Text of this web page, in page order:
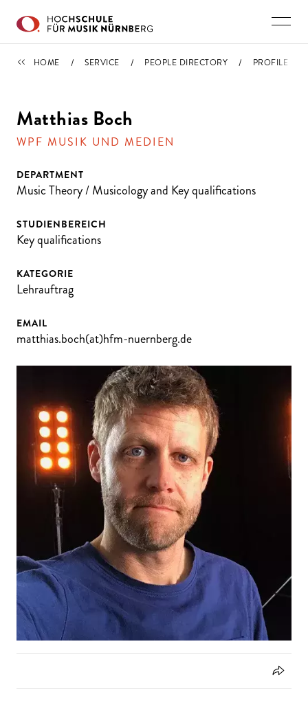
PEOPLE DIRECTORY
HOME SERVICE PEOPLE DIRECTORY PROFILE
Matthias Boch
WPF MUSIK UND MEDIEN
DEPARTMENT
Music Theory / Musicology and Key qualifications
STUDIENBEREICH
Key qualifications
KATEGORIE
Lehrauftrag
EMAIL
matthias.boch(at)hfm-nuernberg.de